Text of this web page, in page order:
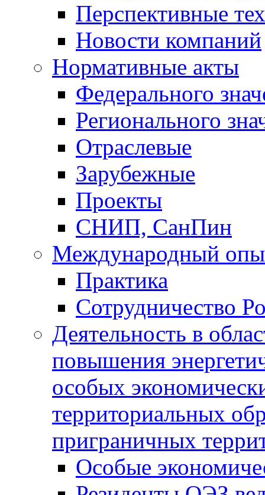
Перспективные
Новости компаний
Нормативные акты
Федерального
Регионального
Отраслевые
Зарубежные
Проекты
СНИП, СанПин
Международный
Практика
Сотрудничество
Деятельность в
повышения
особых
территориальных
приграничных
Особые